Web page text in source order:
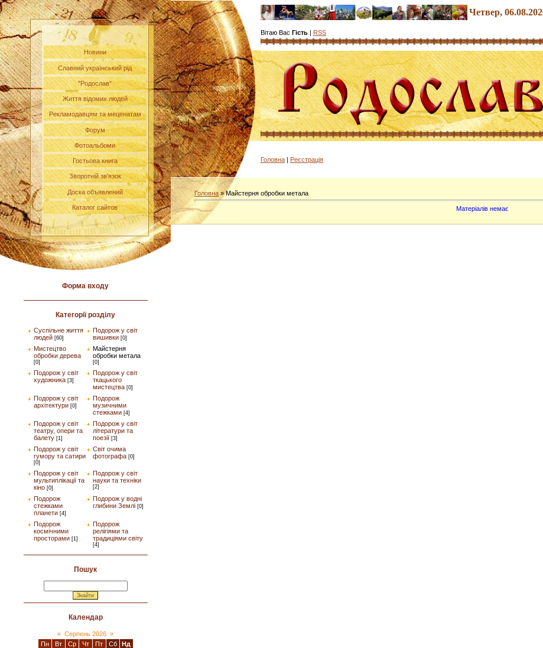
Новини
Славний український рід
"Родослав"
Життя відомих людей
Рекламодавцям та меценатам
Форум
Фотоальбоми
Гостьова книга
Зворотній зв'язок
Доска объявлений
Каталог сайтов
Форма входу
Категорії розділу
Суспільне життя
людей [60]
Подорож у світ
вишивки [0]
Мистецтво
обробки дерева
[0]
Майстерня
обробки метала
[0]
Подорож у світ
художника [3]
Подорож у світ
ткацького
мистецтва [0]
Подорож у світ
архітектури [0]
Подорож
музичними
стежками [4]
Подорож у світ
театру, опери та
балету [1]
Подорож у світ
літератури та
поезії [3]
Подорож у світ
гумору та сатири
[0]
Світ очима
фотографа [0]
Подорож у світ
мультиплікації та
кіно [0]
Подорож у світ
науки та техніки
[2]
Подорож
стежками
планети [4]
Подорож у водні
глибини Землі [0]
Подорож
космічними
просторами [1]
Подорож
релігіями та
традиціями світу
[4]
Пошук
Календар
« Серпень 2026 »
Пн
Вт Ср Чт Пт Сб
Нд
Четвер,
Вітаю Вас Гість | RSS
Головна | Реєстрація
Головна »Майстерня обробки метала
Матеріалів немає